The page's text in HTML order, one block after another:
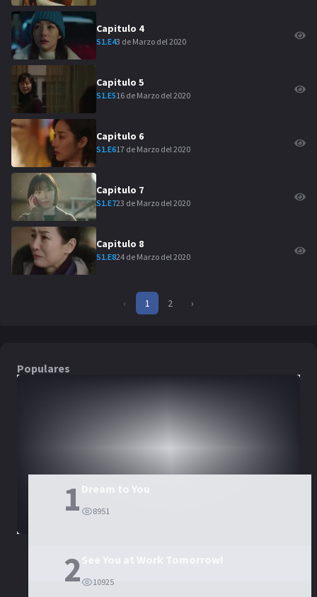
Capitulo 4
S1.E43 de Marzo del 2020
Capitulo 5
S1.E516 de Marzo del 2020
Capitulo 6
S1.E617 de Marzo del 2020
Capitulo 7
S1.E723 de Marzo del 2020
Capitulo 8
S1.E824 de Marzo del 2020
‹ 1 2 ›
Populares
1 Dream to You
8951
2 10925